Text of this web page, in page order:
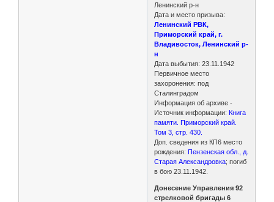
Ленинский р-н
Дата и место призыва:
Ленинский РВК,
Приморский край, г.
Владивосток, Ленинский р-
н
Дата выбытия: 23.11.1942
Первичное место
захоронения: под
Сталинградом
Информация об архиве -
Источник информации: Книга
памяти. Приморский край.
Том 3, стр. 430.
Доп. сведения из КП6 место
рождения:Пензенская обл., д.
Старая Александровка; погиб
в бою 23.11.1942.
Донесение Управления 92
стрелковой бригады 6